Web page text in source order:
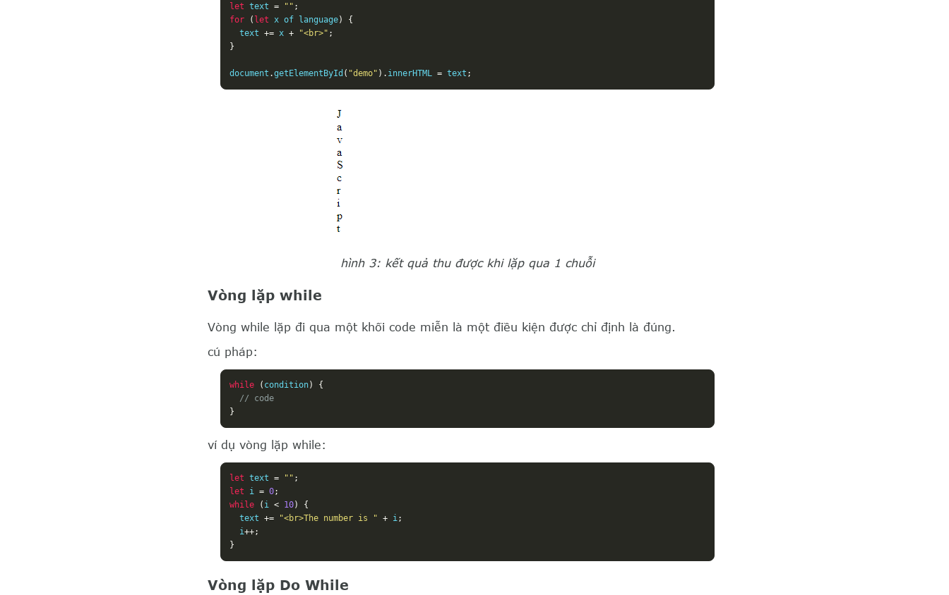
let text = "" ;
for
( let x of language)
{
  text
+= x + "<br>" ;
}
document .getElementById ( "demo" ). innerHTML = text ;
hình 3: kết quả thu được khi lặp qua 1 chuỗi
Vòng lặp while
Vòng while lặp đi qua một khối code miễn là một điều kiện được chỉ định là đúng.
cú pháp:
while ( condition)
{
// code
}
ví dụ vòng lặp while:
let text = "" ;
let
i = 0;
while
( i < 10)
{
  text
+= "<br>The number is " + i;
  i
++;
}
Vòng lặp Do While